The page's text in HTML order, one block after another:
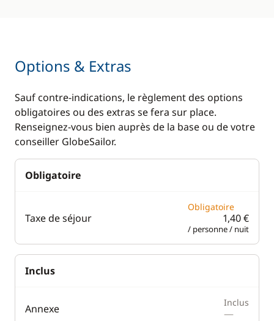
Options & Extras
Sauf contre-indications, le règlement des options
obligatoires ou des extras se fera sur place.
Renseignez-vous bien auprès de la base ou de votre
conseiller GlobeSailor.
Obligatoire
Taxe de séjour
Obligatoire
1,40 €
/ personne / nuit
Inclus
Annexe Inclus
—